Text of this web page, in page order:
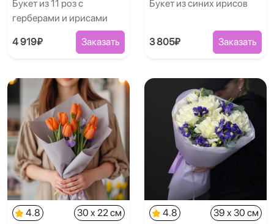
Букет из 11 роз с
герберами и ирисами
4 919₽ Заказать
Букет из синих ирисов
3 805₽ Заказать
4.8
30 x 22 см
4.8
39 x 30 см